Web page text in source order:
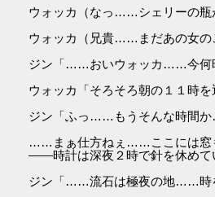
ウォッカ（なっ……シェリーの
ウォッカ（兄貴……まだあの女
ジン「……おいウォッカ……今
ウォッカ「そろそろ朝の１１時
ジン「ふっ……もうそんな時間
……まぁ仕方ねぇ……ここには
――時計は深夜２時で針を休め
ジン「……流石は極夜の地……時